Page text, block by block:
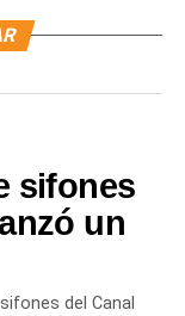
sifones
un
del Canal